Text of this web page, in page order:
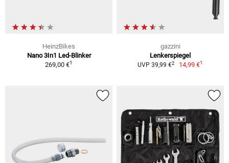
HeinzBikes
Nano 3In1 Led-Blinker
269,00 €1
gazzini
Lenkerspiegel
UVP 39,99 €2 14,99 €1